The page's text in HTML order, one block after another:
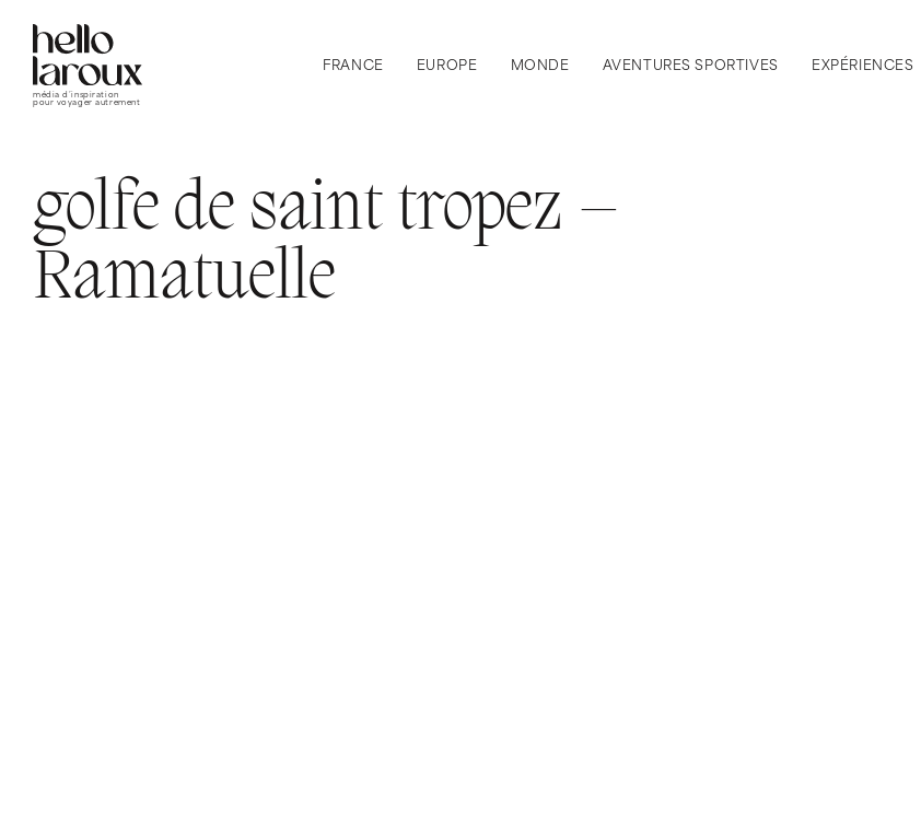
média d’inspiration
pour voyager autrement
FRANCE EUROPE MONDE AVENTURES SPORTIVES EXPÉRIENCES
golfe de saint tropez –
Ramatuelle